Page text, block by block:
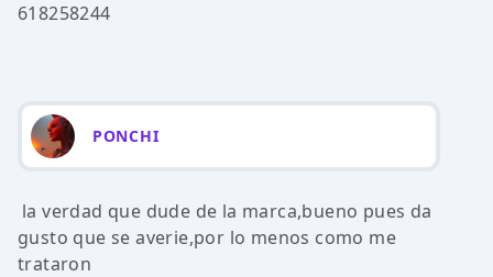
618258244
PONCHI
la verdad que dude de la marca,bueno pues da
gusto que se averie,por lo menos como me
trataron